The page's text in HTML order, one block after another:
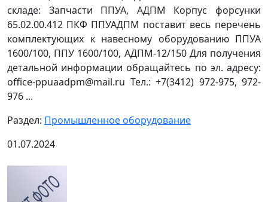
складе: Запчасти ППУА, АДПМ Корпус форсунки
65.02.00.412 ПКФ ППУАДПМ поставит весь перечень
комплектующих к навесному оборудованию ППУА
1600/100, ППУ 1600/100, АДПМ-12/150 Для получения
детальной информации обращайтесь по эл. адресу:
office-ppuaadpm@mail.ru Тел.: +7(3412) 972-975, 972-
976 ...
Раздел: Промышленное оборудование
01.07.2024